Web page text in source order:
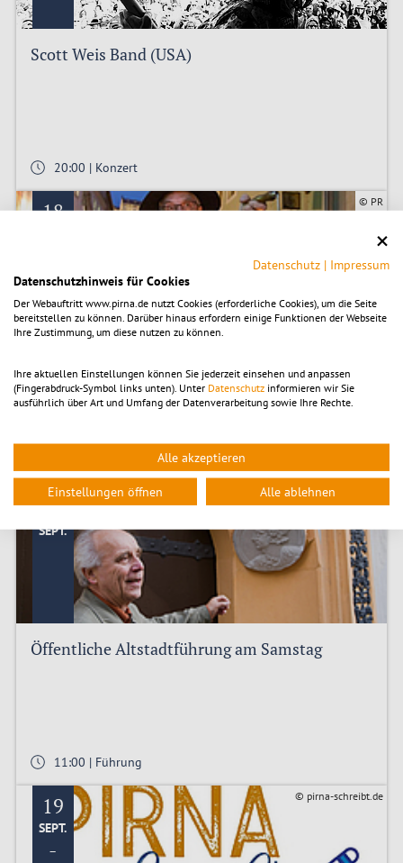
Scott Weis Band (USA)
20:00 | Konzert
18 © PR
19
SEPT.
© Jens Dauterstedt
Öffentliche Altstadtführung am Samstag
11:00 | Führung
19
SEPT.
-
© pirna-schreibt.de
Datenschutz | Impressum
Datenschutzhinweis für Cookies
Der Webauftritt www.pirna.de nutzt Cookies (erforderliche Cookies), um die Seite
bereitstellen zu können. Darüber hinaus erfordern einige Funktionen der Webseite
Ihre Zustimmung, um diese nutzen zu können.
Ihre aktuellen Einstellungen können Sie jederzeit einsehen und anpassen
(Fingerabdruck-Symbol links unten). Unter Datenschutz informieren wir Sie
ausführlich über Art und Umfang der Datenverarbeitung sowie Ihre Rechte.
Alle akzeptieren
Einstellungen öffnen Alle ablehnen